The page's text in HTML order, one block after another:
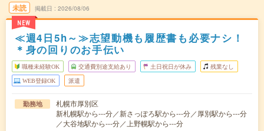
未読
NEW
掲載日 2026/08/06
≪週4日5h～≫志望動機も履歴書も必要ナシ！
＊身の回りのお手伝い
職種未経験OK 交通費別途支給あり 土日祝日が休み 残業なし
WEB登録OK 派遣
勤務地
札幌市厚別区
新札幌駅から---分／新さっぽろ駅から---分／厚別駅から---分
／大谷地駅から---分／上野幌駅から---分